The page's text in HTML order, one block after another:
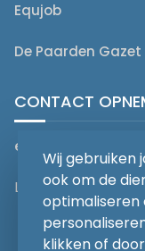
Equjob
De Paarden Gazet
CONTACT
Langendamdreef
Wij gebruiken
ook om de
optimaliseren
klikken of